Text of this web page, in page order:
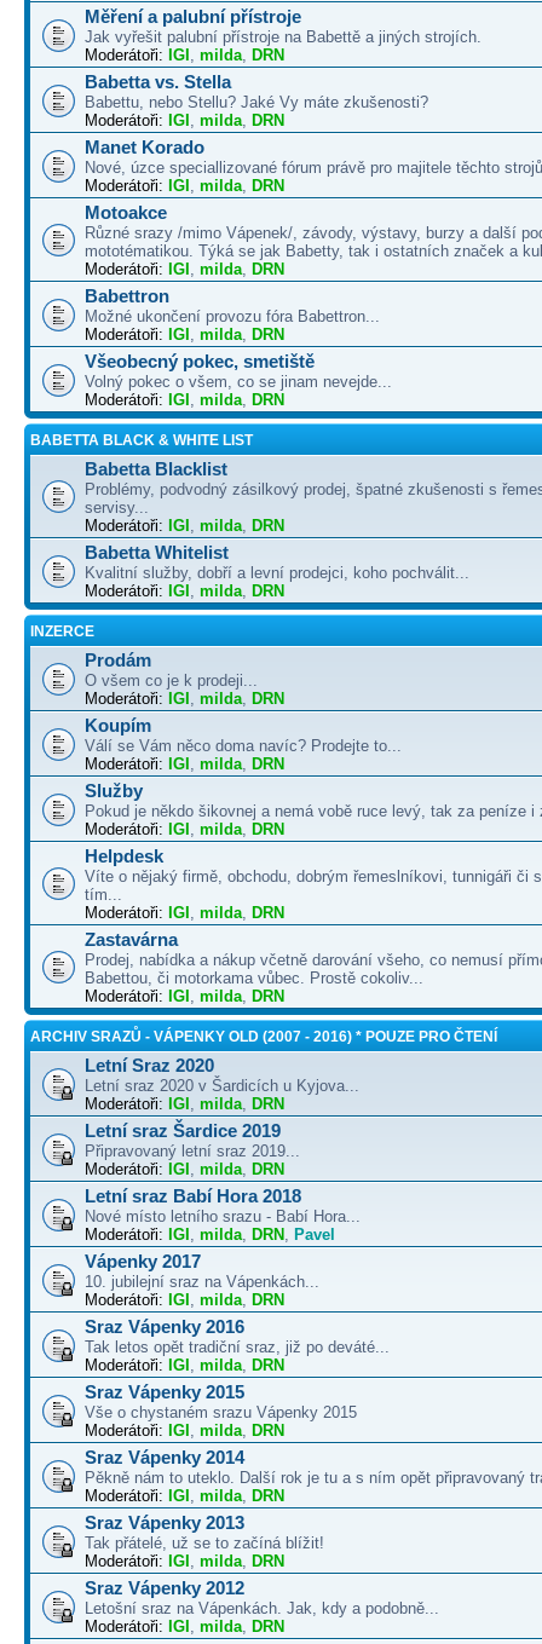
Měření a palubní přístroje
Jak vyřešit palubní přístroje na Babettě a jiných strojích.
Moderátoři: IGI , milda, DRN
Babetta vs. Stella
Babettu, nebo Stellu? Jaké Vy máte zkušenosti?
Moderátoři: IGI , milda, DRN
Manet Korado
Nové, úzce speciallizované fórum právě pro majitele těchto
Moderátoři: IGI , milda, DRN
Motoakce
Různé srazy /mimo Vápenek/, závody, výstavy, burzy a další
mototématikou. Týká se jak Babetty, tak i ostatních značek a
Moderátoři: IGI , milda, DRN
Babettron
Možné ukončení provozu fóra Babettron...
Moderátoři: IGI , milda, DRN
Všeobecný pokec, smetiště
Volný pokec o všem, co se jinam nevejde...
Moderátoři: IGI , milda, DRN
BABETTA BLACK & WHITE LIST
Babetta Blacklist
Problémy, podvodný zásilkový prodej, špatné zkušenosti s
servisy...
Moderátoři: IGI , milda, DRN
Babetta Whitelist
Kvalitní služby, dobří a levní prodejci, koho pochválit...
Moderátoři: IGI , milda, DRN
INZERCE
Prodám
O všem co je k prodeji...
Moderátoři: IGI , milda, DRN
Koupím
Válí se Vám něco doma navíc? Prodejte to...
Moderátoři: IGI , milda, DRN
Služby
Pokud je někdo šikovnej a nemá vobě ruce levý, tak za peníze i
Moderátoři: IGI , milda, DRN
Helpdesk
Víte o nějaký firmě, obchodu, dobrým řemeslníkovi, tunnigáři či
tím...
Moderátoři: IGI , milda, DRN
Zastavárna
Prodej, nabídka a nákup včetně darování všeho, co nemusí
Babettou, či motorkama vůbec. Prostě cokoliv...
Moderátoři: IGI , milda, DRN
ARCHIV SRAZŮ - VÁPENKY OLD (2007 - 2016) * POUZE PRO ČTENÍ
Letní Sraz 2020
Letní sraz 2020 v Šardicích u Kyjova...
Moderátoři: IGI , milda, DRN
Letní sraz Šardice 2019
Připravovaný letní sraz 2019...
Moderátoři: IGI , milda, DRN
Letní sraz Babí Hora 2018
Nové místo letního srazu - Babí Hora...
Moderátoři: IGI , milda, DRN , Pavel
Vápenky 2017
10. jubilejní sraz na Vápenkách...
Moderátoři: IGI , milda, DRN
Sraz Vápenky 2016
Tak letos opět tradiční sraz, již po deváté...
Moderátoři: IGI , milda, DRN
Sraz Vápenky 2015
Vše o chystaném srazu Vápenky 2015
Moderátoři: IGI , milda, DRN
Sraz Vápenky 2014
Pěkně nám to uteklo. Další rok je tu a s ním opět připravovaný
Moderátoři: IGI , milda, DRN
Sraz Vápenky 2013
Tak přátelé, už se to začíná blížit!
Moderátoři: IGI , milda, DRN
Sraz Vápenky 2012
Letošní sraz na Vápenkách. Jak, kdy a podobně...
Moderátoři: IGI , milda, DRN